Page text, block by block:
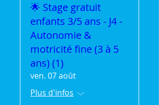
🌟 Stage gratuit
enfants 3/5 ans - J4 -
Autonomie &
motricité fine (3 à 5
ans) (1)
ven. 07 août
Plus d'infos